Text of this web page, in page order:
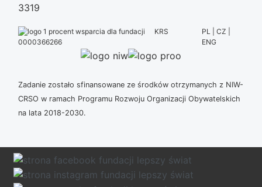
3319
KRS
0000366266
PL | CZ |
ENG
Zadanie zostało sfinansowane ze środków otrzymanych z NIW-
CRSO w ramach Programu Rozwoju Organizacji Obywatelskich
na lata 2018-2030.